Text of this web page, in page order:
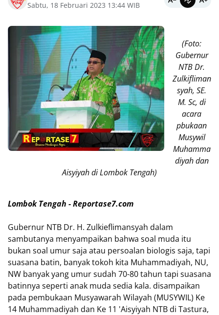
Sabtu, 18 Februari 2023 13:44 WIB
(Foto:
Gubernur
NTB Dr.
Zulkifliman
syah, SE.
M. Sc, di
acara
pbukaan
Musywil
Muhamma
diyah dan
Aisyiyah di Lombok Tengah)
Lombok Tengah - Reportase7.com
Gubernur NTB Dr. H. Zulkieflimansyah dalam
sambutanya menyampaikan bahwa soal muda itu
bukan soal umur saja atau persoalan biologis saja, tapi
suasana batin, banyak tokoh kita Muhammadiyah, NU,
NW banyak yang umur sudah 70-80 tahun tapi suasana
batinnya seperti anak muda sedia kala. disampaikan
pada pembukaan Musyawarah Wilayah (MUSYWIL) Ke
14 Muhammadiyah dan Ke 11 'Aisyiyah NTB di Tastura,